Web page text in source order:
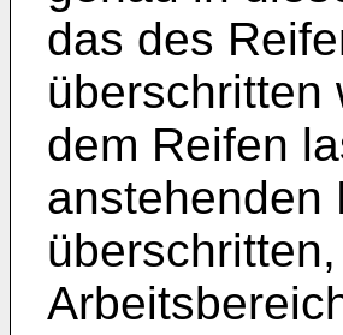
das des
überschritten
dem Reifen
anstehenden